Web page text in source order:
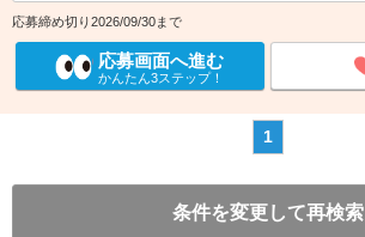
応募締め切り2026/09/30まで
応募画面へ進む
かんたん3ステップ！
1
条件を変更して再検索